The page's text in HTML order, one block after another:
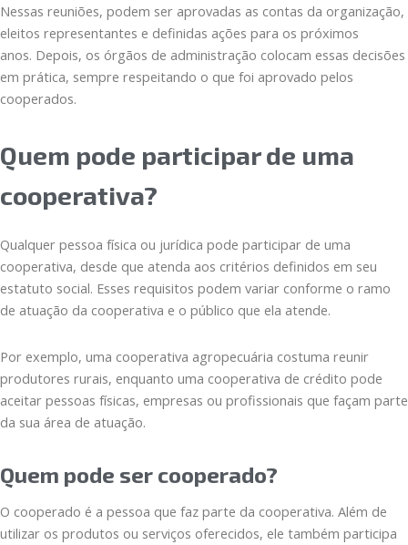
Nessas reuniões, podem ser aprovadas as contas da organização,
eleitos representantes e definidas ações para os próximos
anos. Depois, os órgãos de administração colocam essas decisões
em prática, sempre respeitando o que foi aprovado pelos
cooperados.
Quem pode participar de uma
cooperativa?
Qualquer pessoa física ou jurídica pode participar de uma
cooperativa, desde que atenda aos critérios definidos em seu
estatuto social. Esses requisitos podem variar conforme o ramo
de atuação da cooperativa e o público que ela atende.
Por exemplo, uma cooperativa agropecuária costuma reunir
produtores rurais, enquanto uma cooperativa de crédito pode
aceitar pessoas físicas, empresas ou profissionais que façam parte
da sua área de atuação.
Quem pode ser cooperado?
O cooperado é a pessoa que faz parte da cooperativa. Além de
utilizar os produtos ou serviços oferecidos, ele também participa